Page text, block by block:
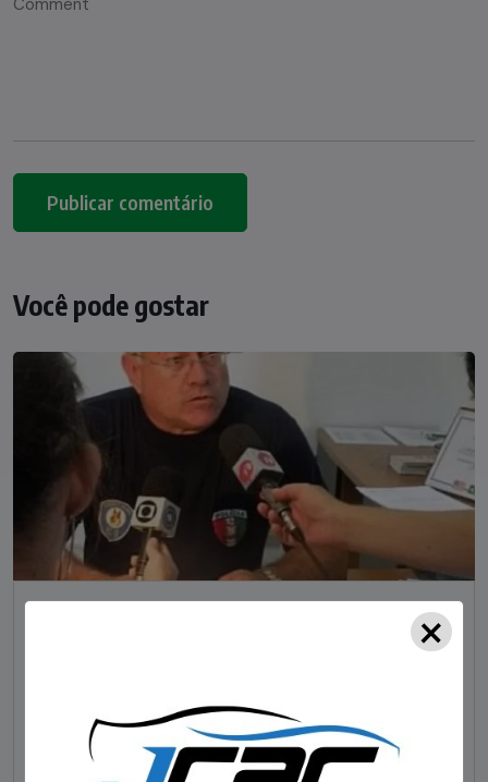
Você pode gostar
em bar morre em confronto com a polícia em SC
STAFF - OBV 29/01/2023
×